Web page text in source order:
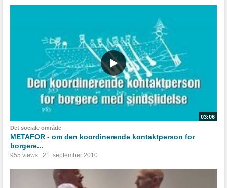
03:06
Det sociale område
METAFOR - om den koordinerende kontaktperson for
borgere...
955 views 21. september 2010